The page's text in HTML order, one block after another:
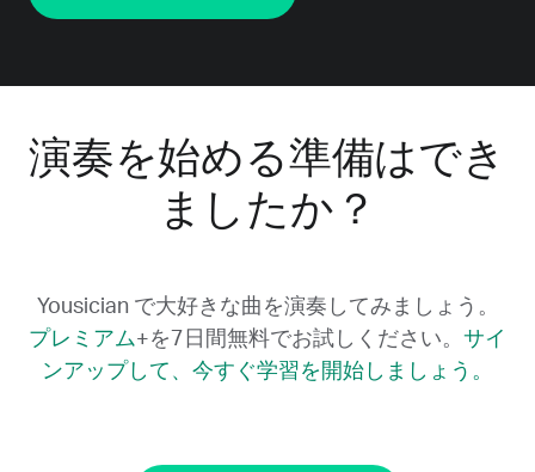
演奏を始める準備はでき
ましたか？
Yousician で大好きな曲を演奏してみましょう。
プレミアム+を7日間無料でお試しください。 サイ
ンアップして、今すぐ学習を開始しましょう。